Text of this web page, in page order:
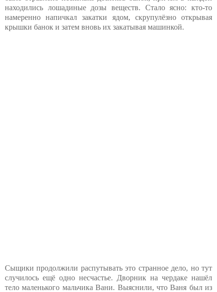
находились лошадиные дозы веществ. Стало ясно: кто-то
намеренно напичкал закатки ядом, скрупулёзно открывая
крышки банок и затем вновь их закатывая машинкой.
Сыщики продолжили распутывать это странное дело, но тут
случилось ещё одно несчастье. Дворник на чердаке нашёл
тело маленького мальчика Вани. Выяснили, что Ваня был из